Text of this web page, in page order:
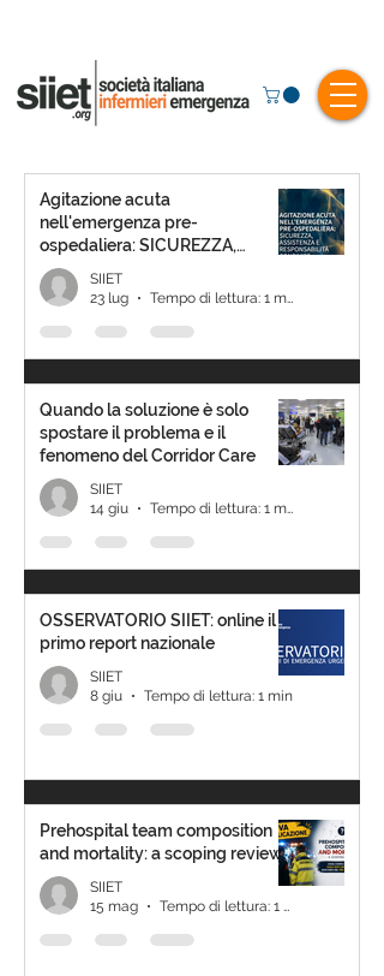
Agitazione acuta
nell'emergenza pre-
ospedaliera: SICUREZZA,
ASSISTENZA E
RESPONSABILITÀ CONDIVISE
SIIET
23 lug
Tempo di lettura: 1 min
Quando la soluzione è solo
spostare il problema e il
fenomeno del Corridor Care
SIIET
14 giu
Tempo di lettura: 1 min
OSSERVATORIO SIIET: online il
primo report nazionale
SIIET
8 giu
Tempo di lettura: 1 min
Prehospital team composition
and mortality: a scoping review
SIIET
15 mag
Tempo di lettura: 1 min